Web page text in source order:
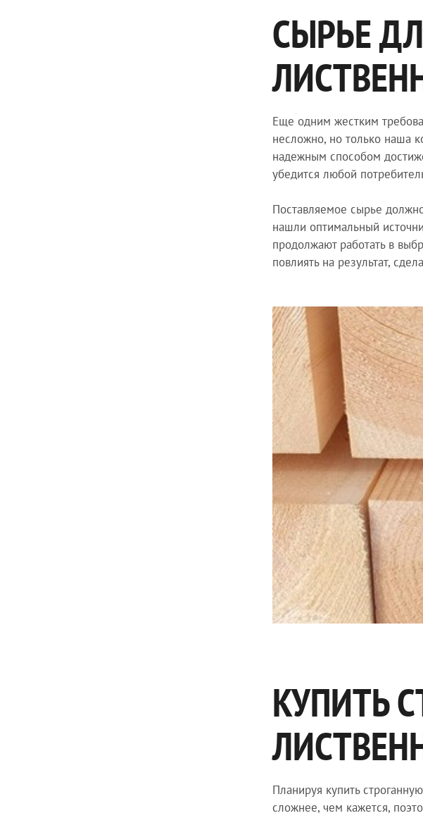
СЫРЬЕ
Еще одним жестким
несложно, но только наша
надежным способом
убедится любой
Поставляемое сырье
нашли оптимальный
продолжают работать в
повлиять на результат,
КУПИТЬ
Планируя купить
сложнее, чем кажется,